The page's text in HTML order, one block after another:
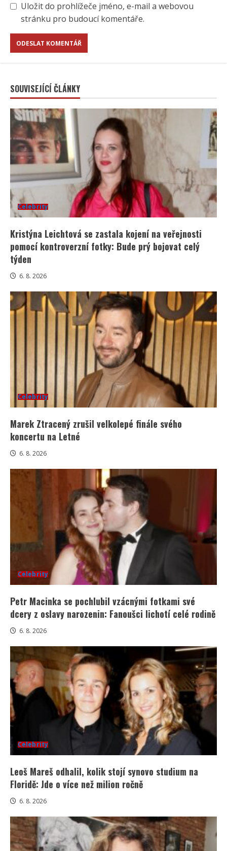
Uložit do prohlížeče jméno, e-mail a webovou
stránku pro budoucí komentáře.
SOUVISEJÍCÍ ČLÁNKY
Celebrity
Kristýna Leichtová se zastala kojení na veřejnosti
pomocí kontroverzní fotky: Bude prý bojovat celý
týden
6. 8. 2026
Celebrity
Marek Ztracený zrušil velkolepé finále svého
koncertu na Letné
6. 8. 2026
Celebrity
Petr Macinka se pochlubil vzácnými fotkami své
dcery z oslavy narozenin: Fanoušci lichotí celé rodině
6. 8. 2026
Celebrity
Leoš Mareš odhalil, kolik stojí synovo studium na
Floridě: Jde o více než milion ročně
6. 8. 2026